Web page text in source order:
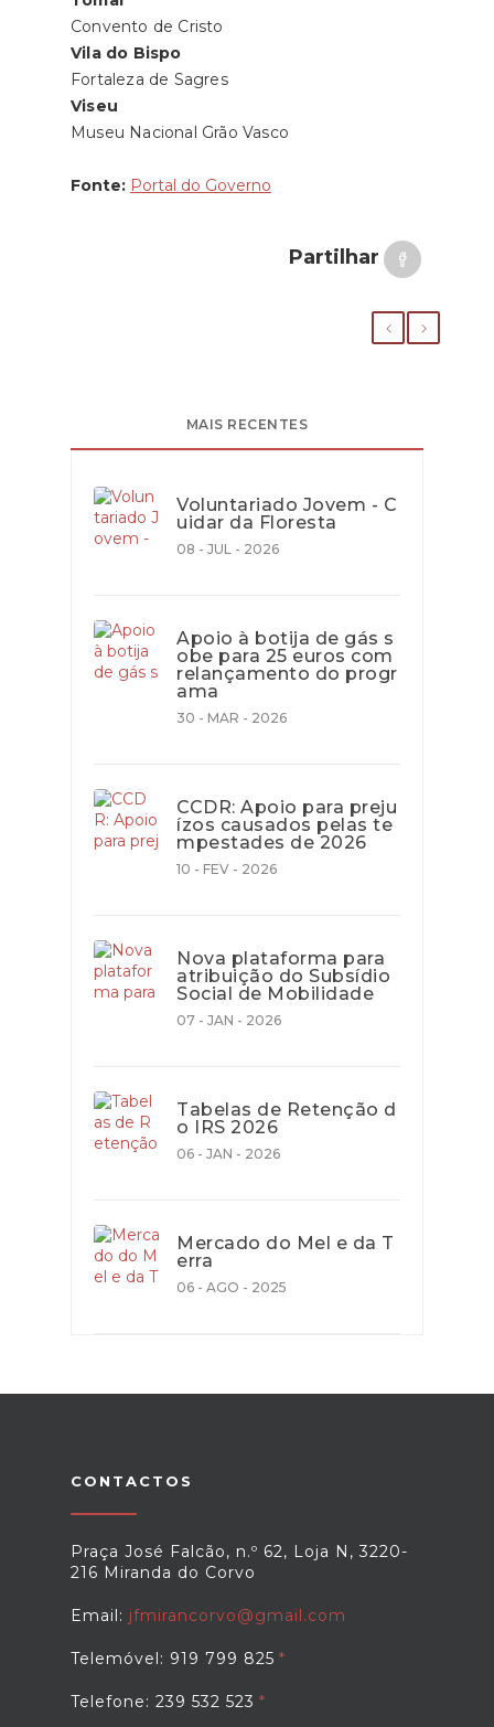
Convento de Cristo
Vila do Bispo
Fortaleza de Sagres
Viseu
Museu Nacional Grão Vasco
Fonte: Portal do Governo
Partilhar
MAIS RECENTES
Voluntariado Jovem - C
uidar da Floresta
08 - JUL - 2026
Apoio à botija de gás s
obe para 25 euros com
relançamento do progr
ama
30 - MAR - 2026
CCDR: Apoio para preju
ízos causados pelas te
mpestades de 2026
10 - FEV - 2026
Nova plataforma para
atribuição do Subsídio
Social de Mobilidade
07 - JAN - 2026
Tabelas de Retenção d
o IRS 2026
06 - JAN - 2026
Mercado do Mel e da T
erra
06 - AGO - 2025
CONTACTOS
Praça José Falcão, n.º 62, Loja N, 3220-
216 Miranda do Corvo
Email: jfmirancorvo@gmail.com
Telemóvel: 919 799 825
Telefone: 239 532 523